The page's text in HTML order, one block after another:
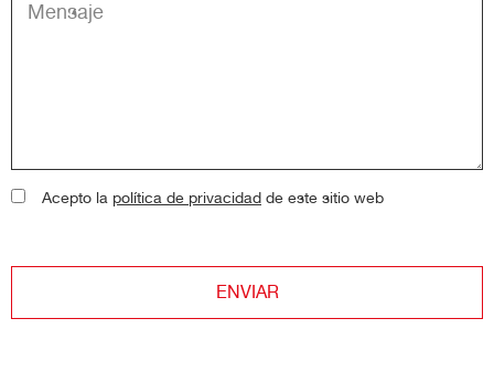
Acepto la política de privacidad de este sitio web
ENVIAR